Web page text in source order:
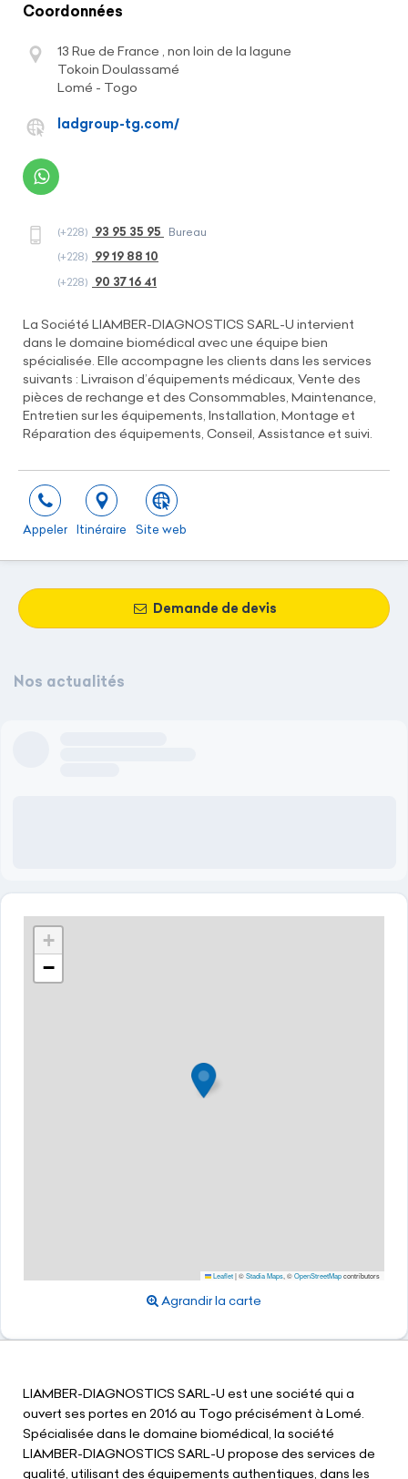
Coordonnées
13 Rue de France , non loin de la lagune
Tokoin Doulassamé
Lomé - Togo
ladgroup-tg.com/
(+228) 93 95 35 95
Bureau
(+228) 99 19 88 10
(+228) 90 37 16 41
La Société LIAMBER-DIAGNOSTICS SARL-U intervient
dans le domaine biomédical avec une équipe bien
spécialisée. Elle accompagne les clients dans les services
suivants : Livraison d’équipements médicaux, Vente des
pièces de rechange et des Consommables, Maintenance,
Entretien sur les équipements, Installation, Montage et
Réparation des équipements, Conseil, Assistance et suivi.
Appeler Itinéraire Site web
Demande de devis
Nos actualités
+
−
Leaflet|©Stadia Maps , ©OpenStreetMapcontributors
Agrandir la carte
LIAMBER-DIAGNOSTICS SARL-U est une société qui a
ouvert ses portes en 2016 au Togo précisément à Lomé.
Spécialisée dans le domaine biomédical, la société
LIAMBER-DIAGNOSTICS SARL-U propose des services de
qualité, utilisant des équipements authentiques, dans les